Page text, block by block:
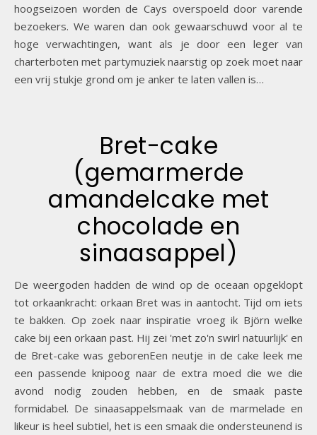
hoogseizoen worden de Cays overspoeld door varende
bezoekers. We waren dan ook gewaarschuwd voor al te
hoge verwachtingen, want als je door een leger van
charterboten met partymuziek naarstig op zoek moet naar
een vrij stukje grond om je anker te laten vallen is…
Bret-cake
(gemarmerde
amandelcake met
chocolade en
sinaasappel)
De weergoden hadden de wind op de oceaan opgeklopt
tot orkaankracht: orkaan Bret was in aantocht. Tijd om iets
te bakken. Op zoek naar inspiratie vroeg ik Björn welke
cake bij een orkaan past. Hij zei 'met zo'n swirl natuurlijk' en
de Bret-cake was geborenEen neutje in de cake leek me
een passende knipoog naar de extra moed die we die
avond nodig zouden hebben, en de smaak paste
formidabel. De sinaasappelsmaak van de marmelade en
likeur is heel subtiel, het is een smaak die ondersteunend is